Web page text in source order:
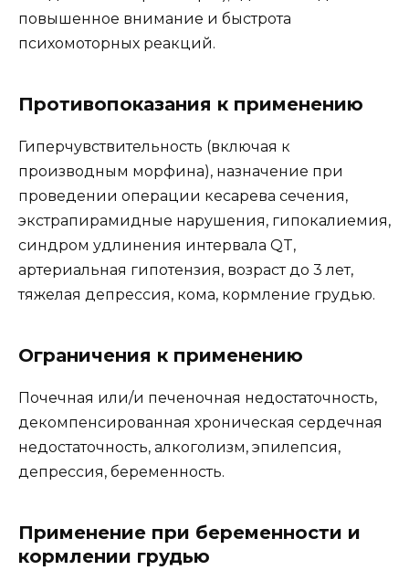
повышенное внимание и быстрота
психомоторных реакций.
Противопоказания к применению
Гиперчувствительность (включая к
производным морфина), назначение при
проведении операции кесарева сечения,
экстрапирамидные нарушения, гипокалиемия,
синдром удлинения интервала QT,
артериальная гипотензия, возраст до 3 лет,
тяжелая депрессия, кома, кормление грудью.
Ограничения к применению
Почечная или/и печеночная недостаточность,
декомпенсированная хроническая сердечная
недостаточность, алкоголизм, эпилепсия,
депрессия, беременность.
Применение при беременности и
кормлении грудью